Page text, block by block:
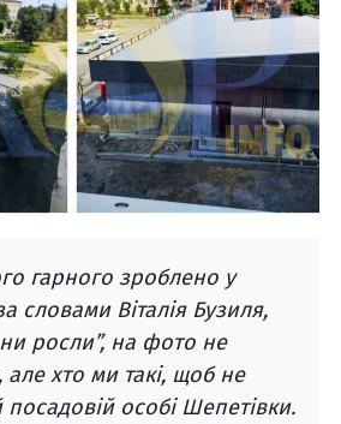
гарного зроблено у
словами Віталія Бузиля,
росли”, на фото не
хто ми такі, щоб не
посадовій особі Шепетівки.